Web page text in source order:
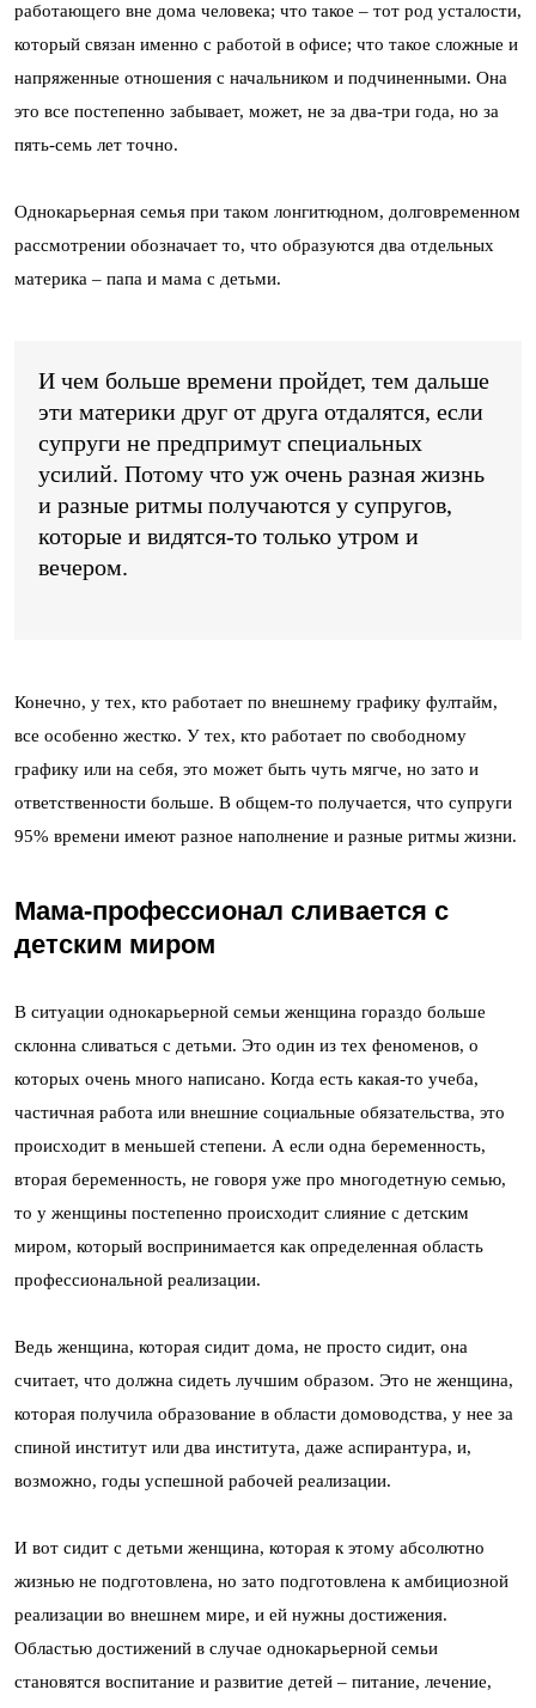
работающего вне дома человека; что такое – тот род усталости,
который связан именно с работой в офисе; что такое сложные и
напряженные отношения с начальником и подчиненными. Она
это все постепенно забывает, может, не за два-три года, но за
пять-семь лет точно.
Однокарьерная семья при таком лонгитюдном, долговременном
рассмотрении обозначает то, что образуются два отдельных
материка – папа и мама с детьми.
И чем больше времени пройдет, тем дальше
эти материки друг от друга отдалятся, если
супруги не предпримут специальных
усилий. Потому что уж очень разная жизнь
и разные ритмы получаются у супругов,
которые и видятся-то только утром и
вечером.
Конечно, у тех, кто работает по внешнему графику фултайм,
все особенно жестко. У тех, кто работает по свободному
графику или на себя, это может быть чуть мягче, но зато и
ответственности больше. В общем-то получается, что супруги
95% времени имеют разное наполнение и разные ритмы жизни.
Мама-профессионал сливается с
детским миром
В ситуации однокарьерной семьи женщина гораздо больше
склонна сливаться с детьми. Это один из тех феноменов, о
которых очень много написано. Когда есть какая-то учеба,
частичная работа или внешние социальные обязательства, это
происходит в меньшей степени. А если одна беременность,
вторая беременность, не говоря уже про многодетную семью,
то у женщины постепенно происходит слияние с детским
миром, который воспринимается как определенная область
профессиональной реализации.
Ведь женщина, которая сидит дома, не просто сидит, она
считает, что должна сидеть лучшим образом. Это не женщина,
которая получила образование в области домоводства, у нее за
спиной институт или два института, даже аспирантура, и,
возможно, годы успешной рабочей реализации.
И вот сидит с детьми женщина, которая к этому абсолютно
жизнью не подготовлена, но зато подготовлена к амбициозной
реализации во внешнем мире, и ей нужны достижения.
Областью достижений в случае однокарьерной семьи
становятся воспитание и развитие детей – питание, лечение,